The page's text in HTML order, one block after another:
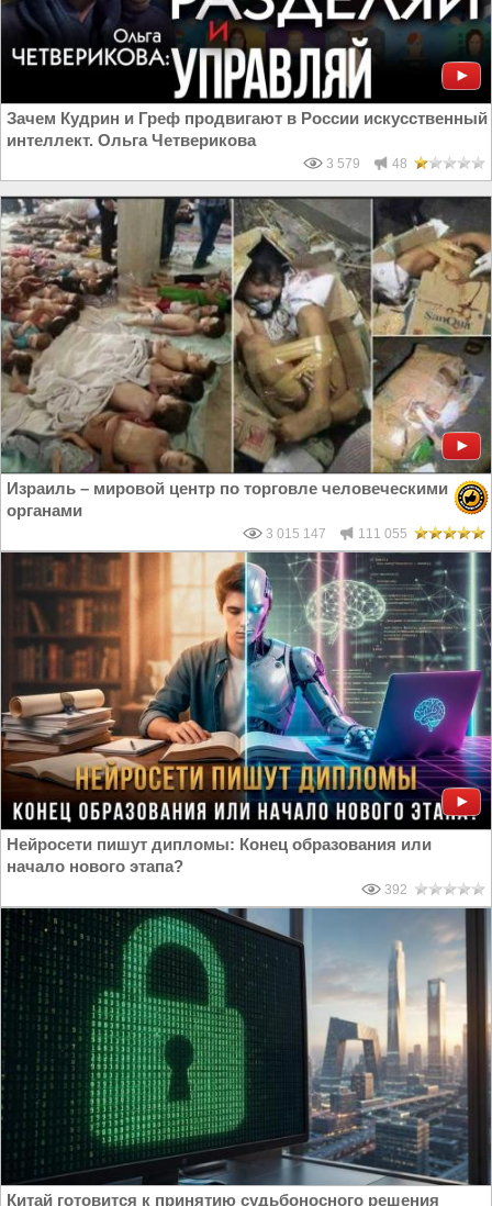
Зачем Кудрин и Греф продвигают в России искусственный
интеллект. Ольга Четверикова
3 579 48
Израиль – мировой центр по торговле человеческими
органами
3 015 147 111 055
Нейросети пишут дипломы: Конец образования или
начало нового этапа?
392
Китай готовится к принятию судьбоносного решения